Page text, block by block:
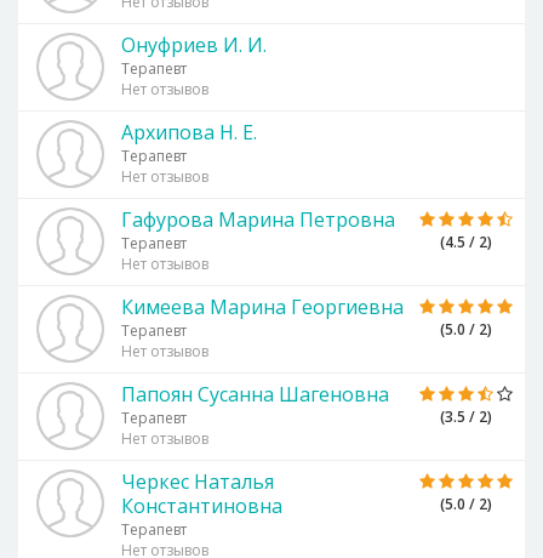
Онуфриев И. И.
Терапевт
Нет отзывов
Архипова Н. Е.
Терапевт
Нет отзывов
(4.5 / 2)
Гафурова Марина Петровна
Терапевт
Нет отзывов
(5.0 / 2)
Кимеева Марина Георгиевна
Терапевт
Нет отзывов
(3.5 / 2)
Папоян Сусанна Шагеновна
Терапевт
Нет отзывов
(5.0 / 2)
Черкес Наталья
Константиновна
Терапевт
Нет отзывов